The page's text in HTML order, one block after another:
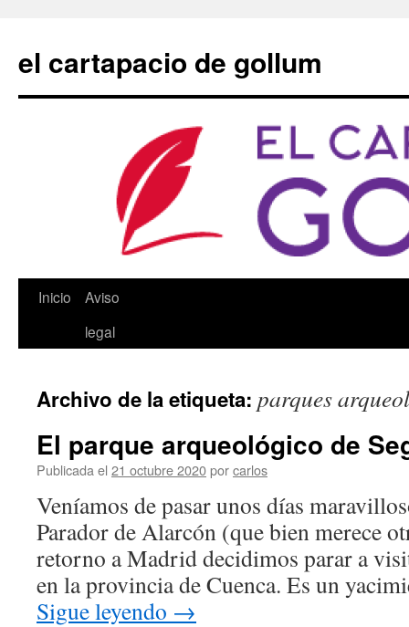
contenido
el cartapacio de gollum
Inicio
Aviso
legal
Archivo de la etiqueta: parques
El parque arqueológico de
Publicada el 21 octubre 2020porcarlos
Veníamos de pasar unos días
Parador de Alarcón (que bien merece
retorno a Madrid decidimos parar a
en la provincia de Cuenca. Es un
Sigue leyendo →